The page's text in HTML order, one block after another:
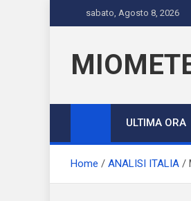
to
sabato, Agosto 8, 2026
ULTIMA ORA
Home ANALISI ITALIA